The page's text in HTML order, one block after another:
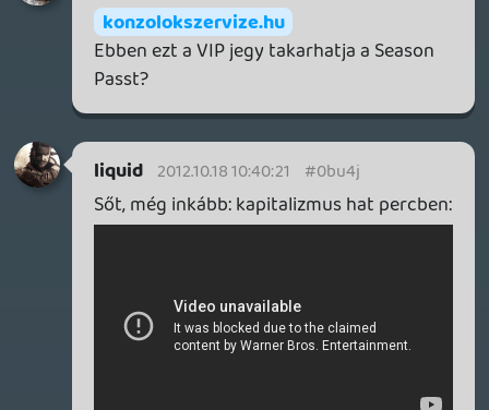
Forza és Rally: ezek nem rokonértelmű
kifejezések, nem gondoltam, hogy valaha
lesz rally a Forzában, így nagyon örülök a
hírnek. Most úgy gondolom, hogy amint
deal of the week-es ajánlatban féláron
lesz, meg is fogom majd venni (gondolom
március-április környékén).
Tom 2012.10.17 23:07:21 #0bu4e
olcsóbb (habár volt rá példa nem is egy,
hogy végül nem volt olcsóbb, Gears3, MW3
valaki?). A lényeg az, hogy ez a mondat egy